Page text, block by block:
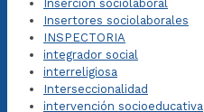
Inserción sociolaboral
Insertores sociolaborales
INSPECTORIA
integrador social
interreligiosa
Interseccionalidad
intervención socioeducativa